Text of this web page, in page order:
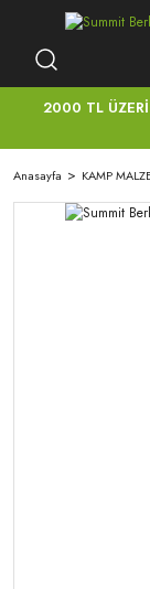
2000 TL
Anasayfa KAMP